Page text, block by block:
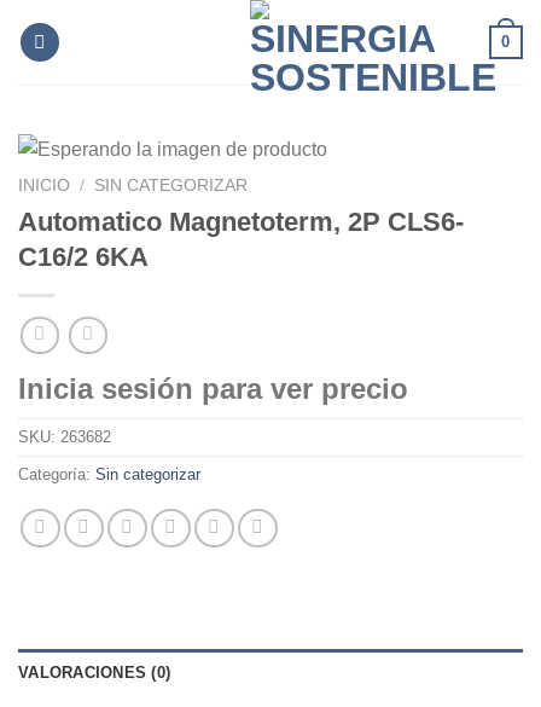
0
INICIO / SIN CATEGORIZAR
Automatico Magnetoterm, 2P CLS6-
C16/2 6KA
Inicia sesión para ver precio
SKU: 263682
Categoría: Sin categorizar
VALORACIONES (0)